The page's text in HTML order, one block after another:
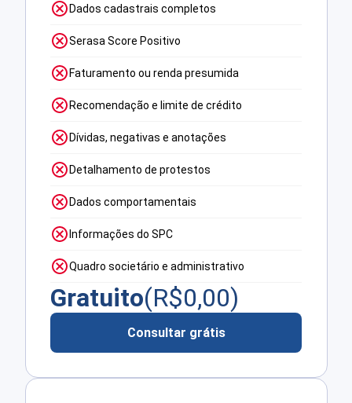
Dados cadastrais completos
Serasa Score Positivo
Faturamento ou renda presumida
Recomendação e limite de crédito
Dívidas, negativas e anotações
Detalhamento de protestos
Dados comportamentais
Informações do SPC
Quadro societário e administrativo
Gratuito(R$0,00)
Consultar grátis